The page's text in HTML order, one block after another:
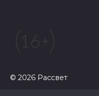
© 2026 Рассвет